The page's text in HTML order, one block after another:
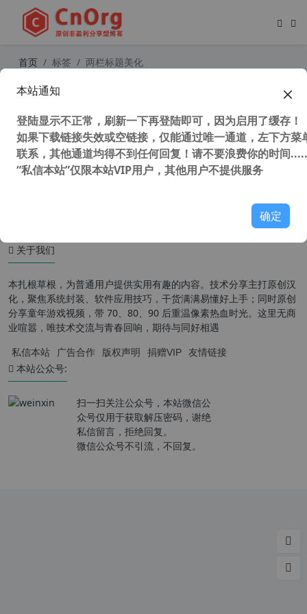
首页 标签 两栏标题美化
wordpress站点-顶部导航美化及侧边
关于我们
本扎根草根，为普通用户提供实用有趣的内容。技术分享主打原创汉
化，聚焦系统封装、软件应用技巧，干货满满易懂好上手；同时原创
分享童年游戏视频，带 70、80、90 后重温像素热血时光。这里无商
业喧嚣，唯技术交流与青春回响，期待与同好相遇
私信本站 广告合作 版权声明 捐赠VIP 友情链接
本站公众号:
扫一扫关注公众号，本站微信公
众号仅用于获取解压密码，谢绝
私信留言，拒绝回复。
微信公众号不引流，不回复。
本站通知
登陆显示不正常，刷新一下再登陆即可，因为启用了缓存！
如果下载链接失效或空链接，仅能通过唯一通道，左下方菜
联系，其他通道均得不到任何回复！请不要浪费你的时间
“私信本站”仅限本站VIP用户，其他用户不提供服务
确定